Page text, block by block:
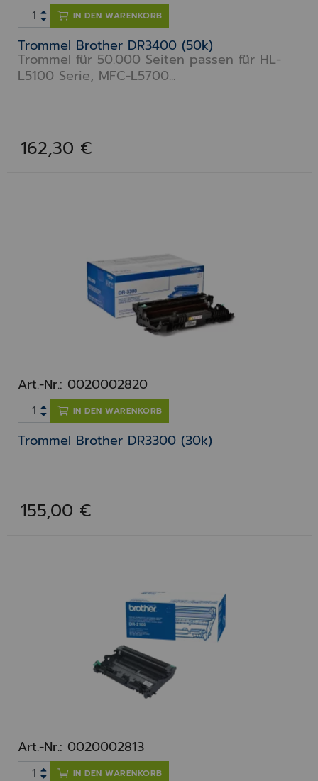
IN DEN WARENKORB
Trommel Brother DR3400 (50k)
Trommel für 50.000 Seiten passen für HL-
L5100 Serie, MFC-L5700...
162,30 €
Art.-Nr.: 0020002820
IN DEN WARENKORB
Trommel Brother DR3300 (30k)
155,00 €
Art.-Nr.: 0020002813
IN DEN WARENKORB